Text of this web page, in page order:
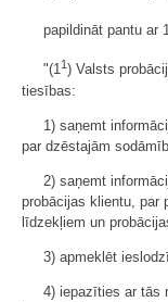
papildināt pantu ar
"(11 ) Valsts
tiesības:
1) saņemt
par dzēstajām
2) saņemt
probācijas klientu, par
līdzekļiem un
3) apmeklēt
4) iepazīties ar tās